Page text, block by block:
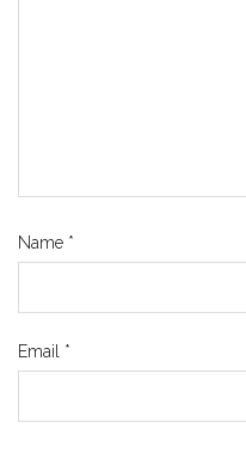
Name *
Email *